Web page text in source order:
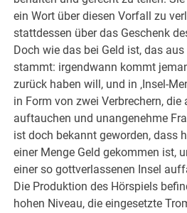
ein Wort über diesen Vorfall zu
stattdessen über das Geschenk
Doch wie das bei Geld ist, das
stammt: irgendwann kommt
zurück haben will, und in ‚Insel-
in Form von zwei Verbrechern, die
auftauchen und unangenehme
ist doch bekannt geworden, dass
einer Menge Geld gekommen ist,
einer so gottverlassenen Insel
Die Produktion des Hörspiels
hohen Niveau, die eingesetzte